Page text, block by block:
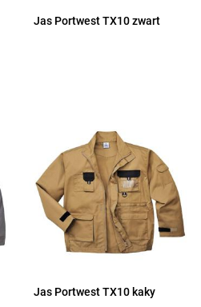
Jas Portwest TX10 zwart
Jas Portwest TX10 kaky